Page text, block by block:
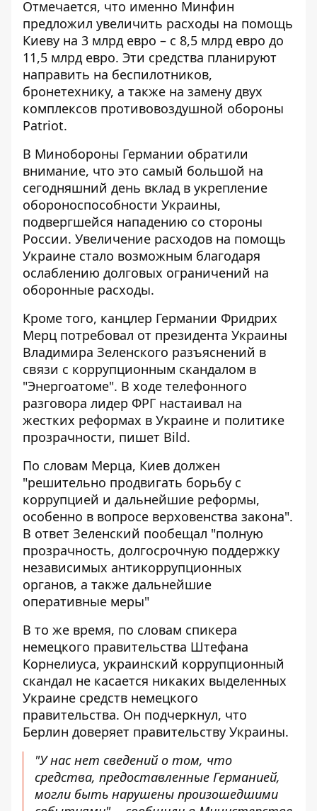
Отмечается, что именно Минфин
предложил увеличить расходы на помощь
Киеву на 3 млрд евро – с 8,5 млрд евро до
11,5 млрд евро. Эти средства планируют
направить на беспилотников,
бронетехнику, а также на замену двух
комплексов противовоздушной обороны
Patriot.
В Минобороны Германии обратили
внимание, что это самый большой на
сегодняшний день вклад в укрепление
обороноспособности Украины,
подвергшейся нападению со стороны
России. Увеличение расходов на помощь
Украине стало возможным благодаря
ослаблению долговых ограничений на
оборонные расходы.
Кроме того, канцлер Германии Фридрих
Мерц потребовал от президента Украины
Владимира Зеленского разъяснений в
связи с коррупционным скандалом в
"Энергоатоме". В ходе телефонного
разговора лидер ФРГ настаивал на
жестких реформах в Украине и политике
прозрачности, пишет Bild.
По словам Мерца, Киев должен
"решительно продвигать борьбу с
коррупцией и дальнейшие реформы,
особенно в вопросе верховенства закона".
В ответ Зеленский пообещал "полную
прозрачность, долгосрочную поддержку
независимых антикоррупционных
органов, а также дальнейшие
оперативные меры"
В то же время, по словам спикера
немецкого правительства Штефана
Корнелиуса, украинский коррупционный
скандал не касается никаких выделенных
Украине средств немецкого
правительства. Он подчеркнул, что
Берлин доверяет правительству Украины.
"У нас нет сведений о том, что
средства, предоставленные Германией,
могли быть нарушены произошедшими